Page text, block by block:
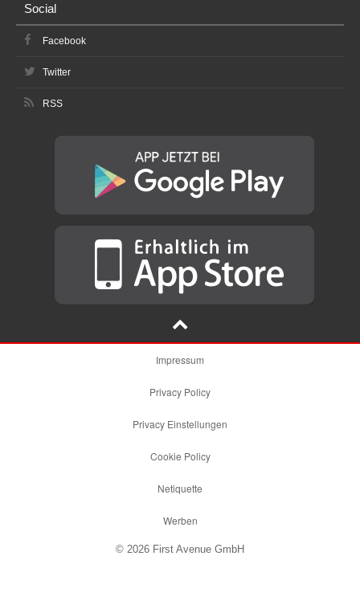
Social
Facebook
Twitter
RSS
Impressum
Privacy Policy
Privacy Einstellungen
Cookie Policy
Netiquette
Werben
© 2026 First Avenue GmbH